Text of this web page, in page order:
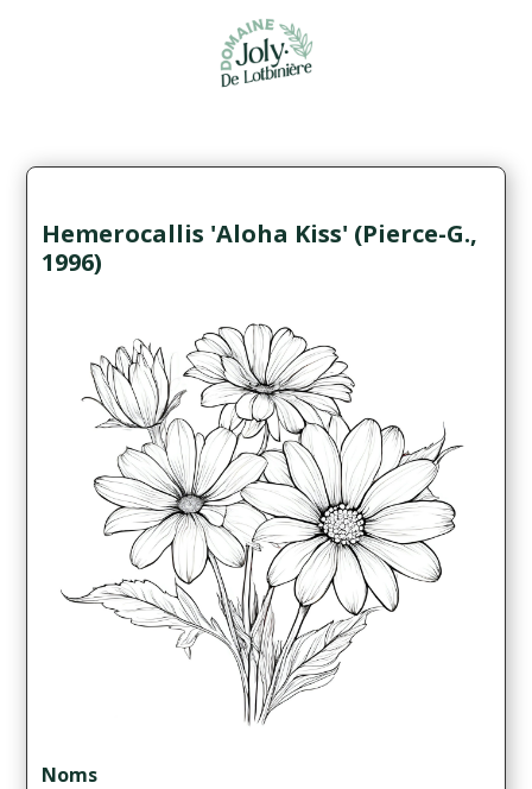
Hemerocallis 'Aloha Kiss' (Pierce-G.,
1996)
Noms